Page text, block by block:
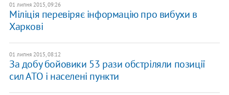
01 липня 2015, 09:26
Міліція перевіряє інформацію про вибухи в
Харкові
01 липня 2015, 08:12
За добу бойовики 53 рази обстріляли позиції
сил АТО і населені пункти